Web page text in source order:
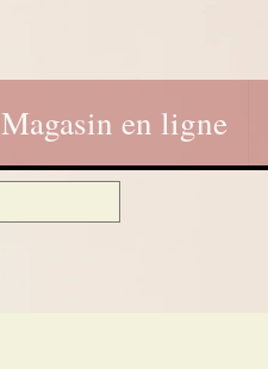
Magasin en ligne